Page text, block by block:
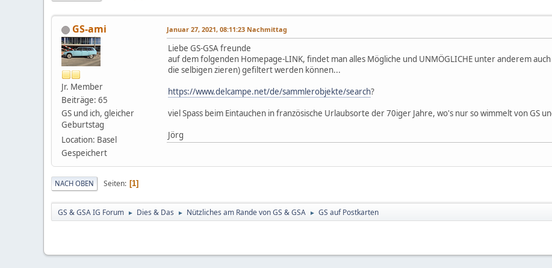
GS-ami
Jr. Member
Beiträge: 65
GS und ich, gleicher
Geburtstag
Location: Basel
Gespeichert
Januar 27, 2021, 08:11:23 Nachmittag
Liebe GS-GSA freunde
auf dem folgenden Homepage-LINK, findet man alles Mögliche und UNMÖGLICHE unter anderem
die selbigen zieren) gefiltert werden können...
https://www.delcampe.net/de/sammlerobjekte/search?
viel Spass beim Eintauchen in französische Urlaubsorte der 70iger Jahre, wo's nur so wimmelt von GS
Jörg
NACH OBEN Seiten 1
GS & GSA IG Forum ► Dies & Das ► Nützliches am Rande von GS & GSA ► GS auf Postkarten